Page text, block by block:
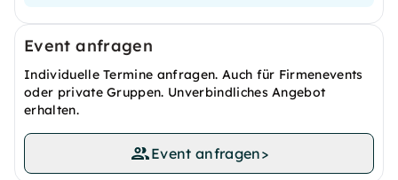
Event anfragen
Individuelle Termine anfragen. Auch für Firmenevents
oder private Gruppen. Unverbindliches Angebot
erhalten.
Event anfragen>